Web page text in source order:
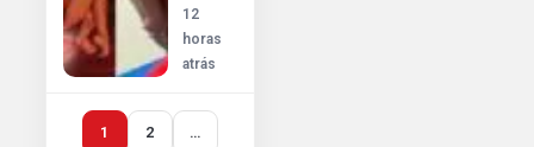
12
horas
atrás
1 2 …